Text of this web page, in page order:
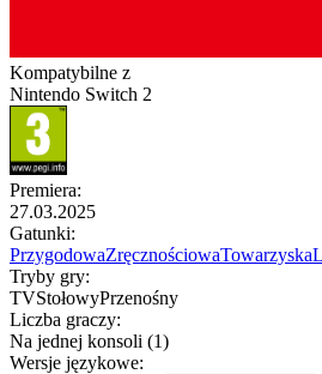
Kompatybilne z
Nintendo Switch 2
Premiera:
27.03.2025
Gatunki:
PrzygodowaZręcznościowaTowarzyska
Tryby gry:
TVStołowyPrzenośny
Liczba graczy:
Na jednej konsoli (1)
Wersje językowe: